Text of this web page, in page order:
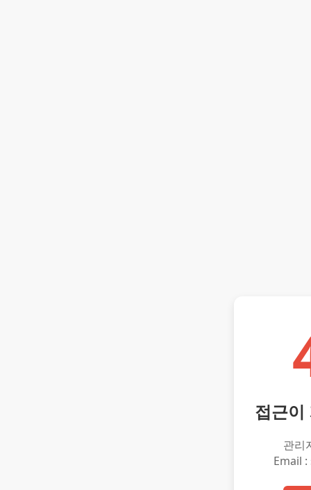
접근이
관리
Email